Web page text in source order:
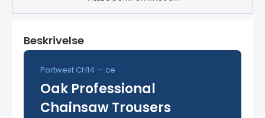
Beskrivelse
Portwest CH14 — ce
Oak Professional
Chainsaw Trousers